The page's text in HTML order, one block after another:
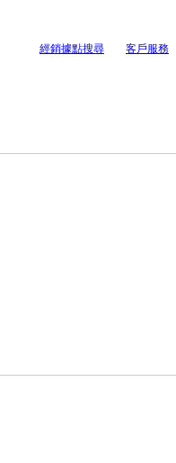
經銷據點搜尋 客戶服務